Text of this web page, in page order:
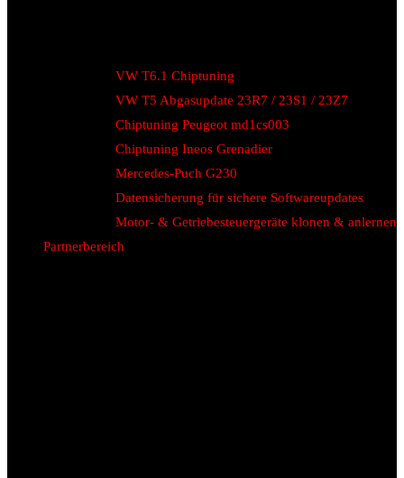
VW T6.1 Chiptuning
VW T5 Abgasupdate 23R7 / 23S1 / 23Z7
Chiptuning Peugeot md1cs003
Chiptuning Ineos Grenadier
Mercedes-Puch G230
Datensicherung für sichere Softwareupdates
Motor- & Getriebesteuergeräte klonen & anlernen
Partnerbereich